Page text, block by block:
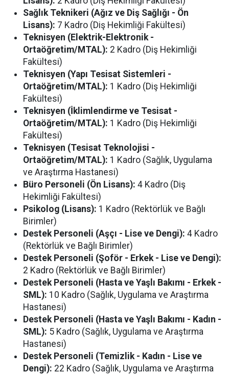
Sağlık Teknikeri (Ağız ve Diş Sağlığı - Ön
Lisans): 7 Kadro (Diş Hekimliği Fakültesi)
Teknisyen (Elektrik-Elektronik -
Ortaöğretim/MTAL): 2 Kadro (Diş Hekimliği
Fakültesi)
Teknisyen (Yapı Tesisat Sistemleri -
Ortaöğretim/MTAL): 1 Kadro (Diş Hekimliği
Fakültesi)
Teknisyen (İklimlendirme ve Tesisat -
Ortaöğretim/MTAL): 1 Kadro (Diş Hekimliği
Fakültesi)
Teknisyen (Tesisat Teknolojisi -
Ortaöğretim/MTAL): 1 Kadro (Sağlık, Uygulama
ve Araştırma Hastanesi)
Büro Personeli (Ön Lisans): 4 Kadro (Diş
Hekimliği Fakültesi)
Psikolog (Lisans): 1 Kadro (Rektörlük ve Bağlı
Birimler)
Destek Personeli (Aşçı - Lise ve Dengi): 4 Kadro
(Rektörlük ve Bağlı Birimler)
Destek Personeli (Şoför - Erkek - Lise ve Dengi):
2 Kadro (Rektörlük ve Bağlı Birimler)
Destek Personeli (Hasta ve Yaşlı Bakımı - Erkek -
SML): 10 Kadro (Sağlık, Uygulama ve Araştırma
Hastanesi)
Destek Personeli (Hasta ve Yaşlı Bakımı - Kadın -
SML): 5 Kadro (Sağlık, Uygulama ve Araştırma
Hastanesi)
Destek Personeli (Temizlik - Kadın - Lise ve
Dengi): 22 Kadro (Sağlık, Uygulama ve Araştırma